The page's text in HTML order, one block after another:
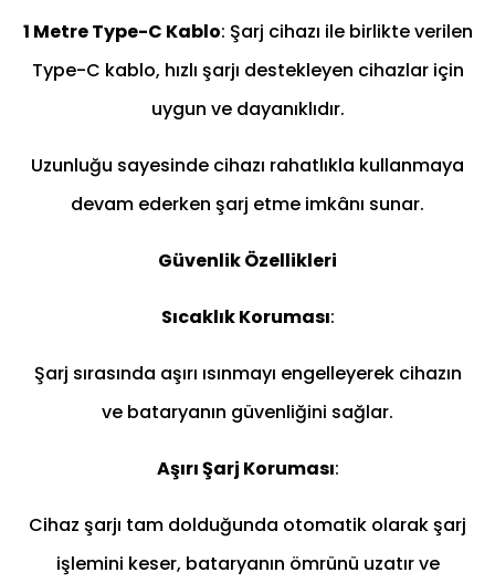
1 Metre Type-C Kablo: Şarj cihazı ile birlikte verilen
Type-C kablo, hızlı şarjı destekleyen cihazlar için
uygun ve dayanıklıdır.
Uzunluğu sayesinde cihazı rahatlıkla kullanmaya
devam ederken şarj etme imkânı sunar.
Güvenlik Özellikleri
Sıcaklık Koruması:
Şarj sırasında aşırı ısınmayı engelleyerek cihazın
ve bataryanın güvenliğini sağlar.
Aşırı Şarj Koruması:
Cihaz şarjı tam dolduğunda otomatik olarak şarj
işlemini keser, bataryanın ömrünü uzatır ve